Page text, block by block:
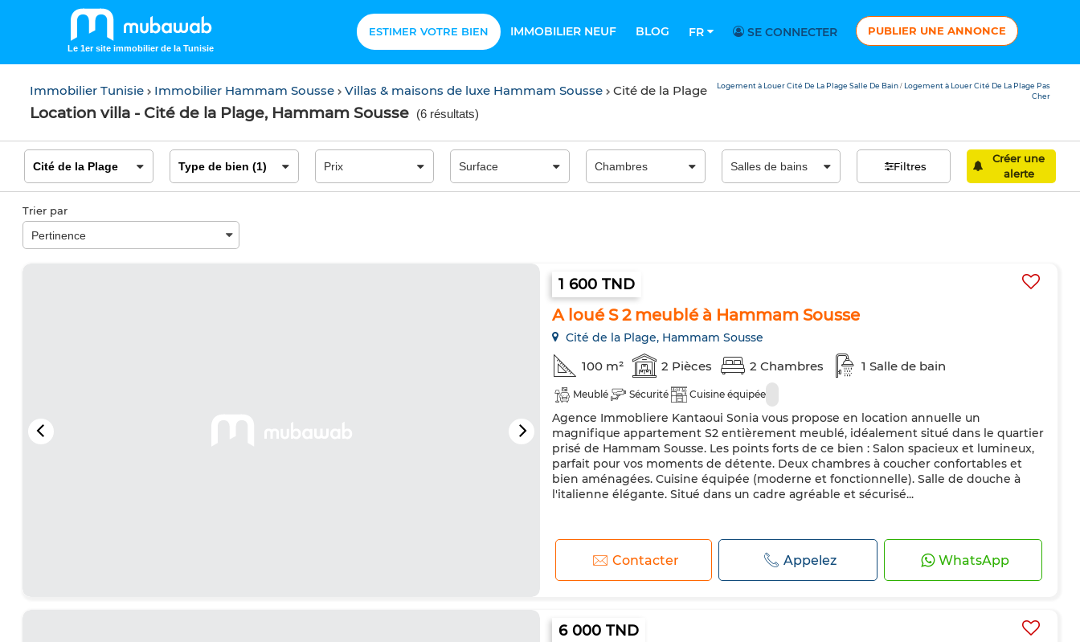
Le 1er site immobilier de la Tunisie
ESTIMER VOTRE BIEN IMMOBILIER NEUF BLOG FR SE CONNECTER PUBLIER UNE ANNONCE
Immobilier Tunisie Immobilier Hammam Sousse Villas & maisons de luxe Hammam Sousse Cité de la Plage
Location villa - Cité de la Plage, Hammam Sousse (6 résultats)
Logement à Louer Cité De La Plage Salle De Bain / Logement à Louer Cité De La Plage Pas
Cher
Filtres
Créer une
alerte
Trier par
1 600 TND
A loué S 2 meublé à Hammam Sousse
Cité de la Plage, Hammam Sousse
100 m² 2 Pièces 2 Chambres 1 Salle de bain
Meublé Sécurité Cuisine équipée
Agence Immobliere Kantaoui Sonia vous propose en location annuelle un
magnifique appartement S2 entièrement meublé, idéalement situé dans le quartier
prisé de Hammam Sousse. Les points forts de ce bien : Salon spacieux et lumineux,
parfait pour vos moments de détente. Deux chambres à coucher confortables et
bien aménagées. Cuisine équipée (moderne et fonctionnelle). Salle de douche à
l'italienne élégante. Situé dans un cadre agréable et sécurisé...
Contacter Appelez WhatsApp
6 000 TND